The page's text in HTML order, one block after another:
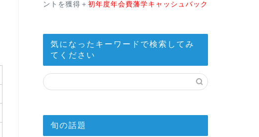
ントを獲得＋ 初年度年会費藩学キャッシュバック
気になったキーワードで検索してみ
てください
旬の話題